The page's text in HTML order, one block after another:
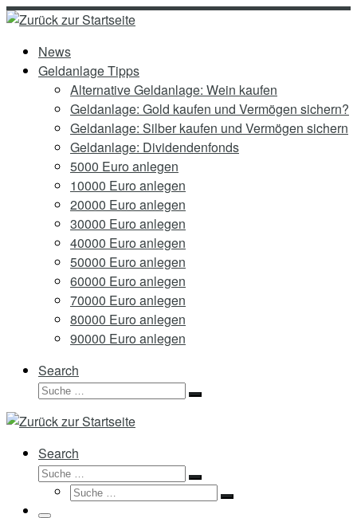
Zum
springenNews
Geldanlage Tipps
Alternative Geldanlage: Wein kaufen
Geldanlage: Gold kaufen und Vermögen sichern?
Geldanlage: Silber kaufen und Vermögen sichern
Geldanlage: Dividendenfonds
5000 Euro anlegen
10000 Euro anlegen
20000 Euro anlegen
30000 Euro anlegen
40000 Euro anlegen
50000 Euro anlegen
60000 Euro anlegen
70000 Euro anlegen
80000 Euro anlegen
90000 Euro anlegen
Search
Suche
Suche
Search
Suche
Suche
Suche
Suche